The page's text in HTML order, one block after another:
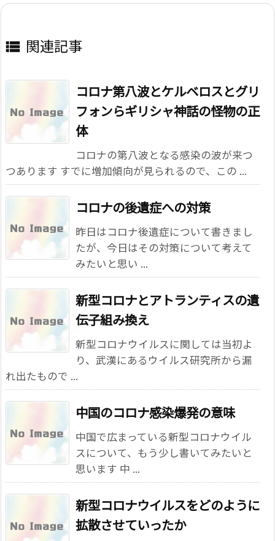
 関連記事
コロナ第八波とケルベロスとグリ
フォンらギリシャ神話の怪物の正
体
コロナの第八波となる感染の波が来つ
つあります すでに増加傾向が見られるので、この ...
コロナの後遺症への対策
昨日はコロナ後遺症について書きまし
たが、今日はその対策について考えて
みたいと思い ...
新型コロナとアトランティスの遺
伝子組み換え
新型コロナウイルスに関しては当初よ
り、武漢にあるウイルス研究所から漏
れ出たもので ...
中国のコロナ感染爆発の意味
中国で広まっている新型コロナウイル
スについて、もう少し書いてみたいと
思います 中 ...
新型コロナウイルスをどのように
拡散させていったか